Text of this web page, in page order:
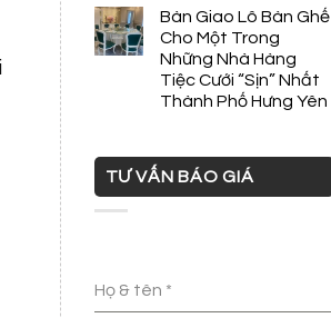
Bàn Giao Lô Bàn Ghế
Cho Một Trong
Những Nhà Hàng
Tiệc Cưới “Sịn” Nhất
Thành Phố Hưng Yên
TƯ VẤN BÁO GIÁ
Họ & tên *